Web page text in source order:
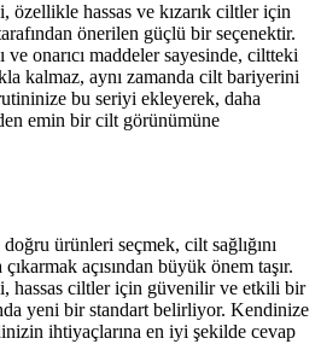
özellikle hassas ve kızarık ciltler için
önerilen güçlü bir seçenektir.
ve onarıcı maddeler sayesinde, ciltteki
kalmaz, aynı zamanda cilt bariyerini
bu seriyi ekleyerek, daha
emin bir cilt görünümüne
ürünleri seçmek, cilt sağlığını
açısından büyük önem taşır.
hassas ciltler için güvenilir ve etkili bir
yeni bir standart belirliyor. Kendinize
ihtiyaçlarına en iyi şekilde cevap